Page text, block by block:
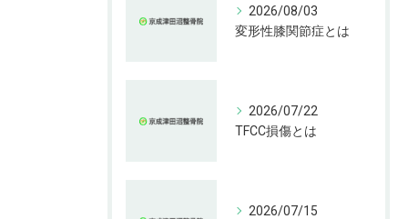
2026/08/03
変形性膝関節症とは
2026/07/22
TFCC損傷とは
2026/07/15